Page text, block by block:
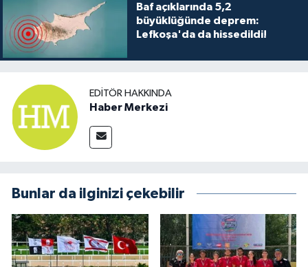
Baf açıklarında 5,2
büyüklüğünde deprem:
Lefkoşa'da da hissedildi!
EDITÖR HAKKINDA
Haber Merkezi
Bunlar da ilginizi çekebilir